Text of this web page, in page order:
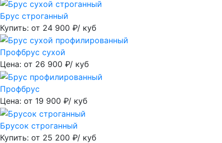
Брус строганный
Купить: от 24 900 ₽/ куб
Профбрус сухой
Цена: от 26 900 ₽/ куб
Профбрус
Цена: от 19 900 ₽/ куб
Брусок строганный
Купить: от 25 200 ₽/ куб